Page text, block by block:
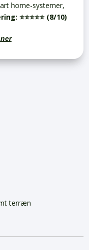
home-systemer,
⭐️⭐️⭐️⭐️⭐️ (8/10)
terræn